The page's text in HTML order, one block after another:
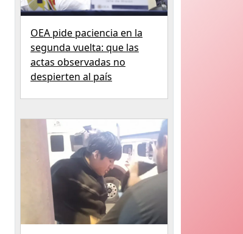
OEA pide paciencia en la
segunda vuelta: que las
actas observadas no
despierten al país